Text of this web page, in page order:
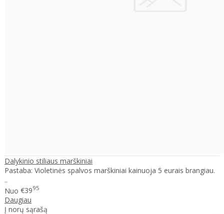
Dalykinio stiliaus marškiniai
Pastaba: Violetinės spalvos marškiniai kainuoja 5 eurais brangiau.
..
Nuo €3995
Daugiau
Į norų sąrašą